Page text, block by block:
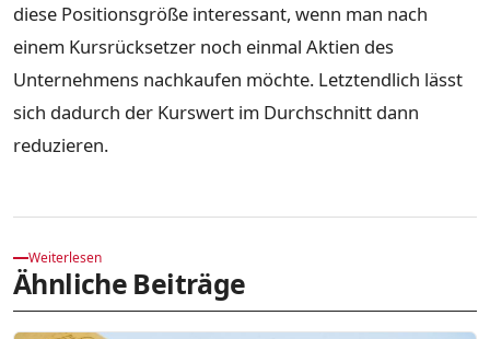
diese Positionsgröße interessant, wenn man nach
einem Kursrücksetzer noch einmal Aktien des
Unternehmens nachkaufen möchte. Letztendlich lässt
sich dadurch der Kurswert im Durchschnitt dann
reduzieren.
Weiterlesen
Ähnliche Beiträge